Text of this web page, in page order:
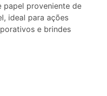
papel proveniente de
ideal para ações
e brindes